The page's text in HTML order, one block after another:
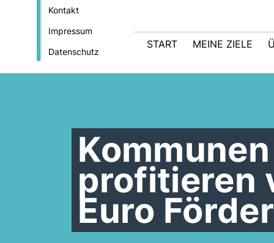
Kontakt
Impressum
Datenschutz
START MEINE ZIELE
profitieren
Euro